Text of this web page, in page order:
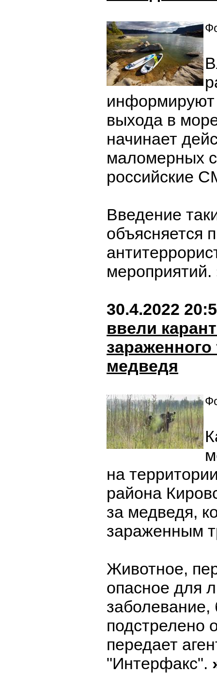
информируют
выхода в
начинает
маломерных
российские
Введение
объясняется
мероприятий.
30.4.2022
ввели
медведя
на
района
за медведя,
зараженным
Животное,
опасное для
подстрелено
передает
"Интерфакс".